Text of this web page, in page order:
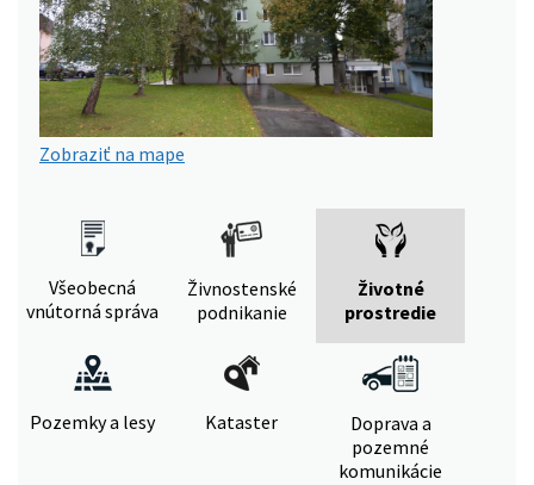
Zobraziť na mape
Všeobecná
vnútorná správa
Živnostenské
podnikanie
Životné
prostredie
Pozemky a lesy Kataster
Doprava a
pozemné
komunikácie